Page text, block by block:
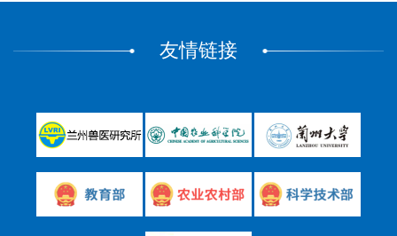
友情链接